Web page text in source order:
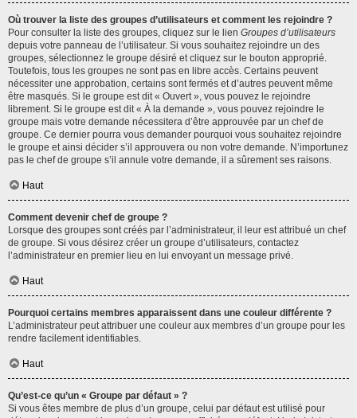
Où trouver la liste des groupes d’utilisateurs et comment les rejoindre ?
Pour consulter la liste des groupes, cliquez sur le lien Groupes d’utilisateurs
depuis votre panneau de l’utilisateur. Si vous souhaitez rejoindre un des
groupes, sélectionnez le groupe désiré et cliquez sur le bouton approprié.
Toutefois, tous les groupes ne sont pas en libre accès. Certains peuvent
nécessiter une approbation, certains sont fermés et d’autres peuvent même
être masqués. Si le groupe est dit « Ouvert », vous pouvez le rejoindre
librement. Si le groupe est dit « À la demande », vous pouvez rejoindre le
groupe mais votre demande nécessitera d’être approuvée par un chef de
groupe. Ce dernier pourra vous demander pourquoi vous souhaitez rejoindre
le groupe et ainsi décider s’il approuvera ou non votre demande. N’importunez
pas le chef de groupe s’il annule votre demande, il a sûrement ses raisons.
Haut
Comment devenir chef de groupe ?
Lorsque des groupes sont créés par l’administrateur, il leur est attribué un chef
de groupe. Si vous désirez créer un groupe d’utilisateurs, contactez
l’administrateur en premier lieu en lui envoyant un message privé.
Haut
Pourquoi certains membres apparaissent dans une couleur différente ?
L’administrateur peut attribuer une couleur aux membres d’un groupe pour les
rendre facilement identifiables.
Haut
Qu’est-ce qu’un « Groupe par défaut » ?
Si vous êtes membre de plus d’un groupe, celui par défaut est utilisé pour